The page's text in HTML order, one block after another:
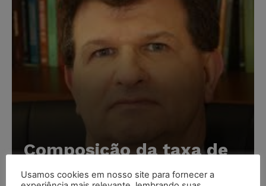
Composição da taxa de
juros
Usamos cookies em nosso site para fornecer a